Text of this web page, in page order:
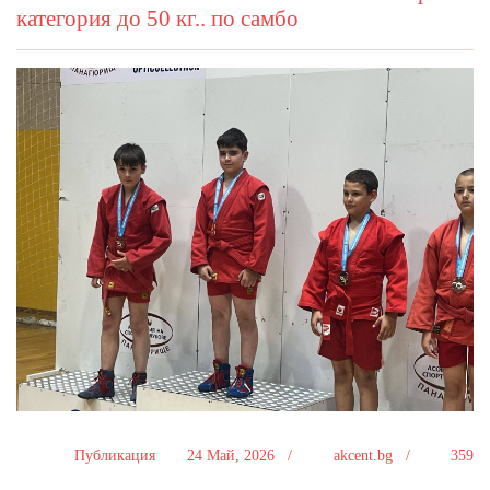
категория до 50 кг.. по самбо
Публикация 24 Май, 2026 / akcent.bg / 359